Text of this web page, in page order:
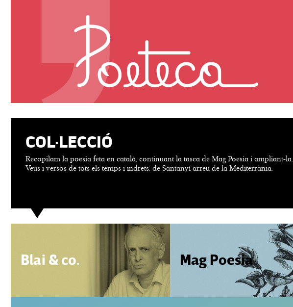
COL·LECCIÓ
Recopilam la poesia feta en català, continuant la tasca de Mag Poesia i ampliant-la.
Veus i versos de tots els temps i indrets: de Santanyí arreu de la Mediterrània.
Blai & co. Mag Poesia